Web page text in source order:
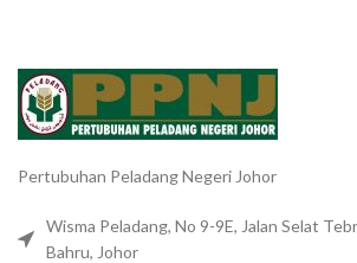
Pertubuhan Peladang Negeri Johor
Wisma Peladang, No 9-9E, Jalan Selat
Bahru, Johor